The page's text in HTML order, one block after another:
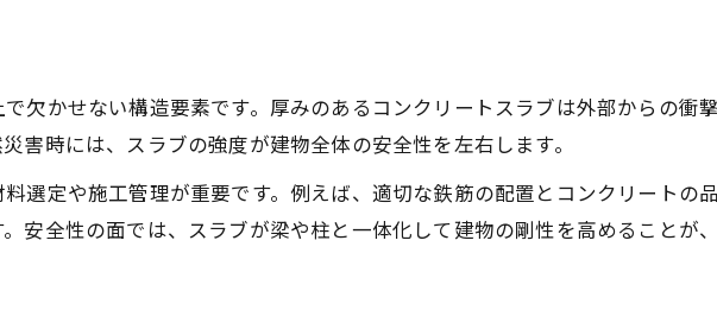
スラブ厚が住宅選びに与える影響
スラブ厚が遮音性や住み心地に及ぼす効果
スラブ厚と建築基準法の関連ポイント
住宅選びで重要なスラブ厚の目安とは
欠かせない構造要素です。厚みのあるコンクリートスラブは外部からの衝
害時には、スラブの強度が建物全体の安全性を左右します。
選定や施工管理が重要です。例えば、適切な鉄筋の配置とコンクリートの
安全性の面では、スラブが梁や柱と一体化して建物の剛性を高めることが